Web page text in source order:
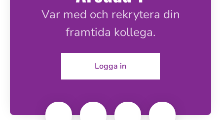
Var med och rekrytera din
framtida kollega.
Logga in